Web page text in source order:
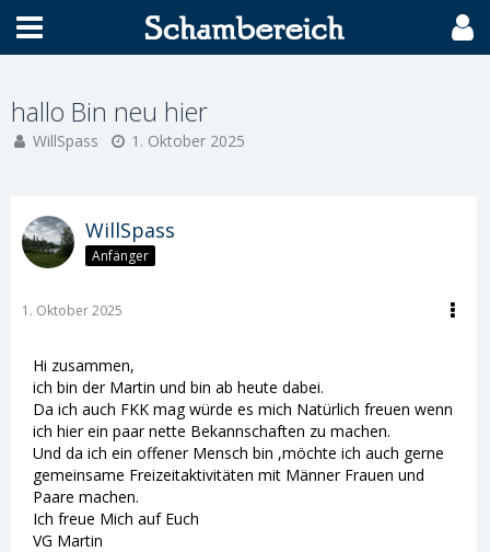
hallo Bin neu hier
WillSpass 1. Oktober 2025
WillSpass
Anfänger
1. Oktober 2025
Hi zusammen,
ich bin der Martin und bin ab heute dabei.
Da ich auch FKK mag würde es mich Natürlich freuen wenn
ich hier ein paar nette Bekannschaften zu machen.
Und da ich ein offener Mensch bin ,möchte ich auch gerne
gemeinsame Freizeitaktivitäten mit Männer Frauen und
Paare machen.
Ich freue Mich auf Euch
VG Martin